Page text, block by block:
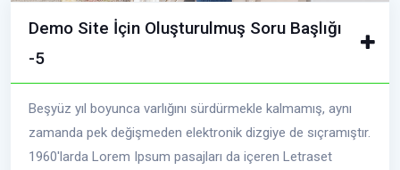
Demo Site İçin Oluşturulmuş Soru Başlığı
-5
Beşyüz yıl boyunca varlığını sürdürmekle kalmamış, aynı
zamanda pek değişmeden elektronik dizgiye de sıçramıştır.
1960'larda Lorem Ipsum pasajları da içeren Letraset